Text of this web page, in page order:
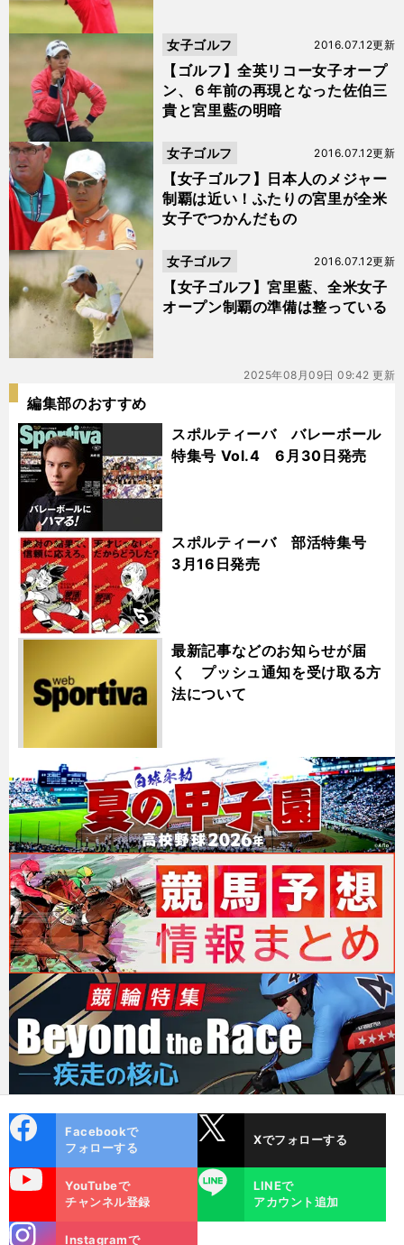
【ゴルフ】全英リコー女子オープ
ン、６年前の再現となった佐伯三
貴と宮里藍の明暗
2016.07.12更新
女子ゴルフ
【女子ゴルフ】日本人のメジャー
制覇は近い！ふたりの宮里が全米
女子でつかんだもの
2016.07.12更新
女子ゴルフ
【女子ゴルフ】宮里藍、全米女子
オープン制覇の準備は整っている
2016.07.12更新
女子ゴルフ
2025年08月09日 09:42 更新
編集部のおすすめ
スポルティーバ バレーボール
特集号 Vol.4 6月30日発売
スポルティーバ 部活特集号
3月16日発売
最新記事などのお知らせが届
く プッシュ通知を受け取る方
法について
ok
Facebookで
フォローする
Xでフォローする
YouTubeで
チャンネル登録
LINE
LINEで
アカウント追加
Instagramで